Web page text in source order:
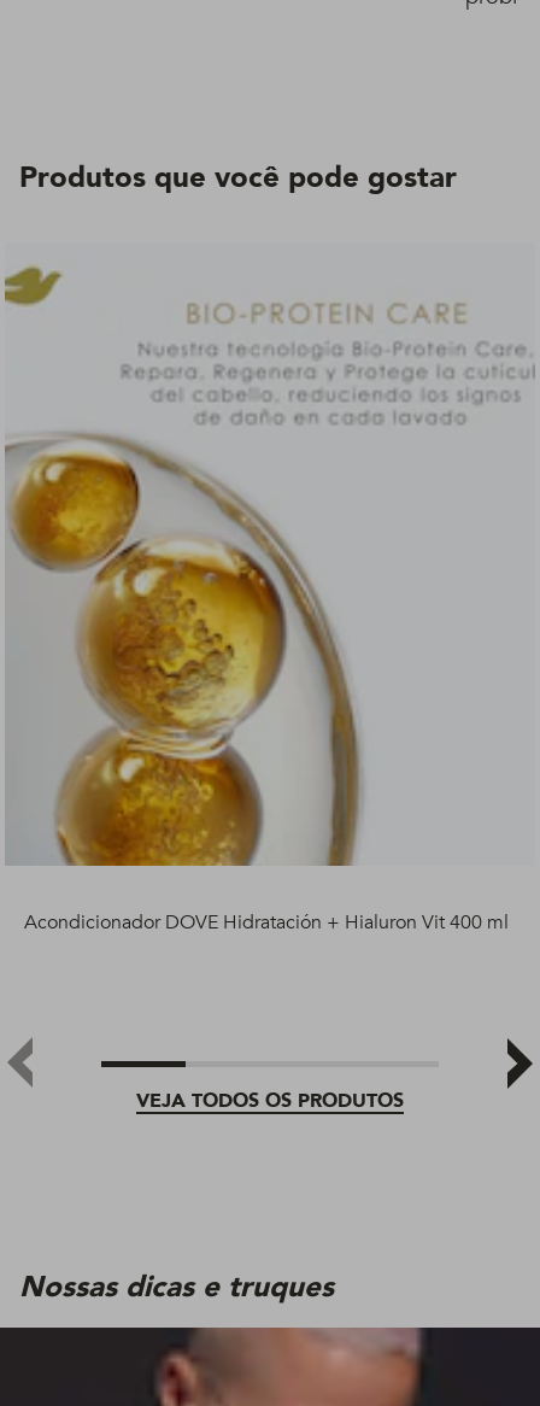
Produtos que você pode gostar
VEJA TODOS OS PRODUTOS
Acondicionador DOVE Hidratación + Hialuron Vit 400 ml
Nossas dicas e truques